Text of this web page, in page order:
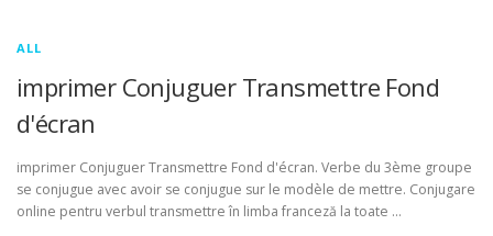
ALL
imprimer Conjuguer Transmettre Fond
d'écran
imprimer Conjuguer Transmettre Fond d'écran. Verbe du 3ème groupe
se conjugue avec avoir se conjugue sur le modèle de mettre. Conjugare
online pentru verbul transmettre în limba franceză la toate …